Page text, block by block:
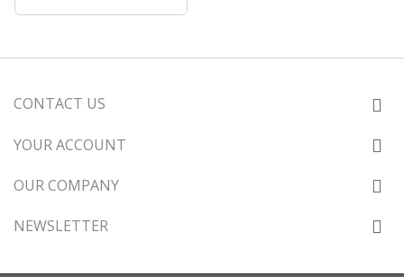
CONTACT US
YOUR ACCOUNT
OUR COMPANY
NEWSLETTER